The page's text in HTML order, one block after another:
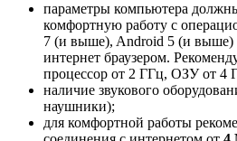
параметры компьютера
комфортную работу с
7 (и выше), Android 5 (и
интернет браузером.
процессор от 2 ГГц, ОЗУ от 4
наличие звукового
наушники);
для комфортной работы